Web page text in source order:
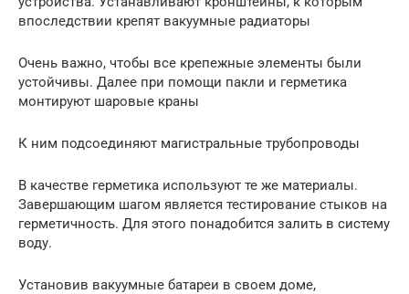
впоследствии крепят вакуумные радиаторы
Очень важно, чтобы все крепежные элементы были
устойчивы. Далее при помощи пакли и герметика
монтируют шаровые краны
К ним подсоединяют магистральные трубопроводы
В качестве герметика используют те же материалы.
Завершающим шагом является тестирование стыков на
герметичность. Для этого понадобится залить в систему
воду.
Установив вакуумные батареи в своем доме,